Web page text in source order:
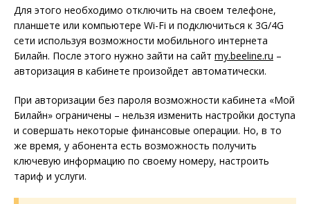
Для этого необходимо отключить на своем телефоне,
планшете или компьютере Wi-Fi и подключиться к 3G/4G
сети используя возможности мобильного интернета
Билайн. После этого нужно зайти на сайт my.beeline.ru –
авторизация в кабинете произойдет автоматически.
При авторизации без пароля возможности кабинета «Мой
Билайн» ограничены – нельзя изменить настройки доступа
и совершать некоторые финансовые операции. Но, в то
же время, у абонента есть возможность получить
ключевую информацию по своему номеру, настроить
тариф и услуги.